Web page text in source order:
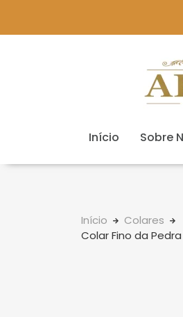
Início Sobre
Início
Colares
Colar Fino da